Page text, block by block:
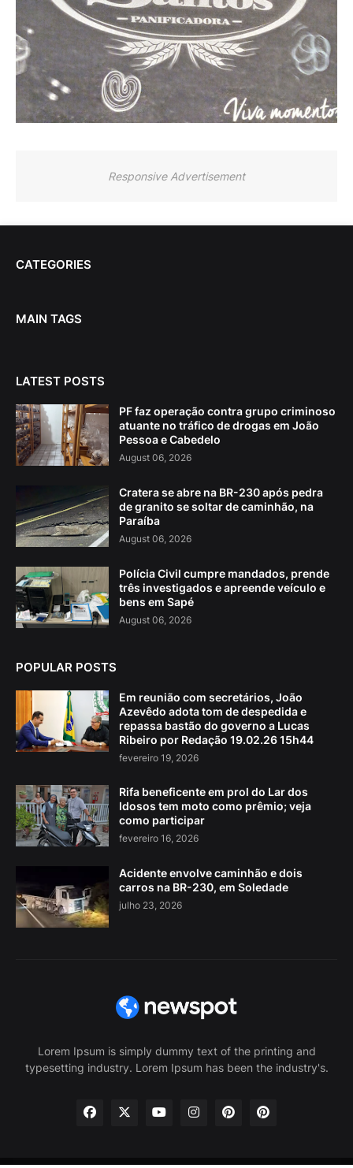
Responsive Advertisement
CATEGORIES
MAIN TAGS
LATEST POSTS
PF faz operação contra grupo criminoso
atuante no tráfico de drogas em João
Pessoa e Cabedelo
August 06, 2026
Cratera se abre na BR-230 após pedra
de granito se soltar de caminhão, na
Paraíba
August 06, 2026
Polícia Civil cumpre mandados, prende
três investigados e apreende veículo e
bens em Sapé
August 06, 2026
POPULAR POSTS
Em reunião com secretários, João
Azevêdo adota tom de despedida e
repassa bastão do governo a Lucas
Ribeiro por Redação 19.02.26 15h44
fevereiro 19, 2026
Rifa beneficente em prol do Lar dos
Idosos tem moto como prêmio; veja
como participar
fevereiro 16, 2026
Acidente envolve caminhão e dois
carros na BR-230, em Soledade
julho 23, 2026
Lorem Ipsum is simply dummy text of the printing and
typesetting industry. Lorem Ipsum has been the industry's.